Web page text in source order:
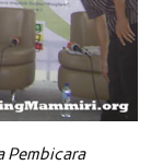
Pembicara